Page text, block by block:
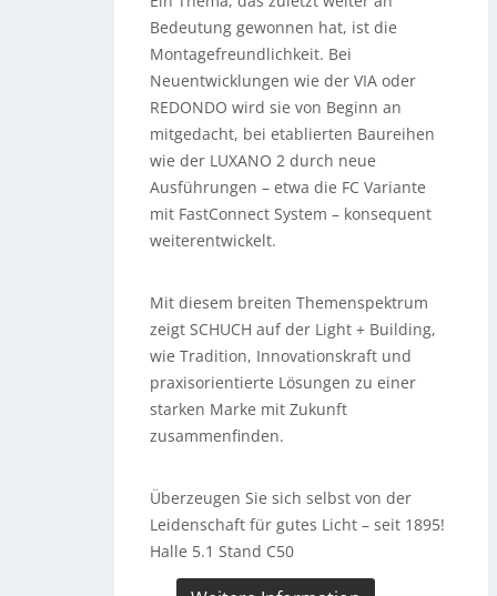
Bedeutung gewonnen hat, ist die
Montagefreundlichkeit. Bei
Neuentwicklungen wie der VIA oder
REDONDO wird sie von Beginn an
mitgedacht, bei etablierten Baureihen
wie der LUXANO 2 durch neue
Ausführungen – etwa die FC Variante
mit FastConnect System – konsequent
weiterentwickelt.
Mit diesem breiten Themenspektrum
zeigt SCHUCH auf der Light + Building,
wie Tradition, Innovationskraft und
praxisorientierte Lösungen zu einer
starken Marke mit Zukunft
zusammenfinden.
Überzeugen Sie sich selbst von der
Leidenschaft für gutes Licht – seit 1895!
Halle 5.1 Stand C50